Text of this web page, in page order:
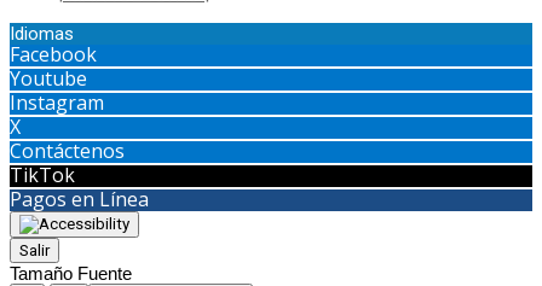
Idiomas
Facebook
Youtube
Instagram
X
Contáctenos
TikTok
Pagos en Línea
Salir
Tamaño Fuente